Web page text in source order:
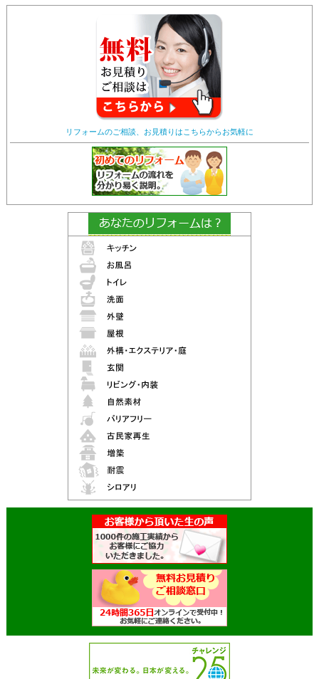
リフォームのご相談、お見積りはこちらからお気軽に